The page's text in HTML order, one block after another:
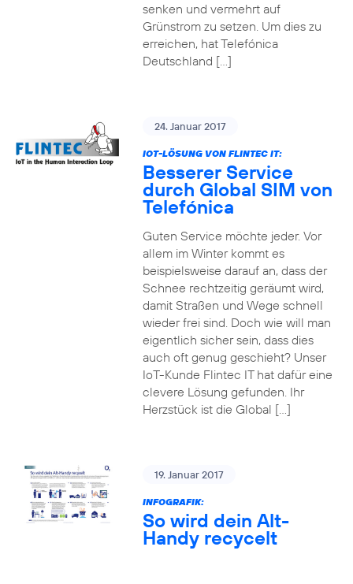
senken und vermehrt auf
Grünstrom zu setzen. Um dies zu
erreichen, hat Telefónica
Deutschland […]
24. Januar 2017
IOT-LÖSUNG VON FLINTEC IT:
Besserer Service
durch Global SIM von
Telefónica
Guten Service möchte jeder. Vor
allem im Winter kommt es
beispielsweise darauf an, dass der
Schnee rechtzeitig geräumt wird,
damit Straßen und Wege schnell
wieder frei sind. Doch wie will man
eigentlich sicher sein, dass dies
auch oft genug geschieht? Unser
IoT-Kunde Flintec IT hat dafür eine
clevere Lösung gefunden. Ihr
Herzstück ist die Global […]
19. Januar 2017
INFOGRAFIK:
So wird dein Alt-
Handy recycelt